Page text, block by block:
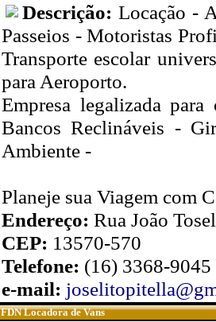
Descrição:Locação -
Passeios - Motoristas
Transporte escolar
para Aeroporto.
Empresa legalizada
Bancos Reclináveis -
Ambiente -
Planeje sua Viagem com
Endereço: Rua João
CEP: 13570-570
Telefone: (16) 3368-
e-mail:
FDN Locadora de Vans